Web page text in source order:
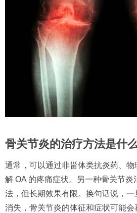
骨关节炎的治疗方法是什
通常，可以通过非甾体类抗炎药、
解 OA 的疼痛症状。另一种骨关节
法，但长期效果有限。换句话说，
消失，骨关节炎的体征和症状可能会